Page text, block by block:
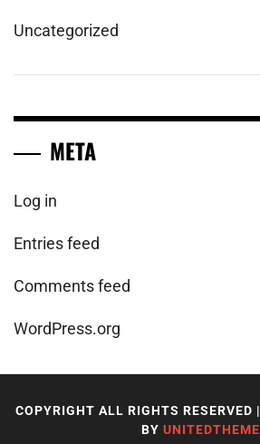
Uncategorized
META
Log in
Entries feed
Comments feed
WordPress.org
COPYRIGHT ALL RIGHTS RESERVED |
BY UNITEDTHEME